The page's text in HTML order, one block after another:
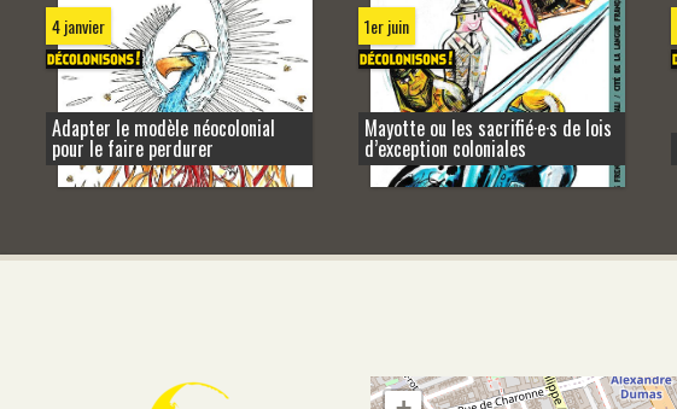
4 janvier
Adapter le modèle néocolonial
pour le faire perdurer
1er juin
Mayotte ou les sacrifié·e·s de lois
d’exception coloniales